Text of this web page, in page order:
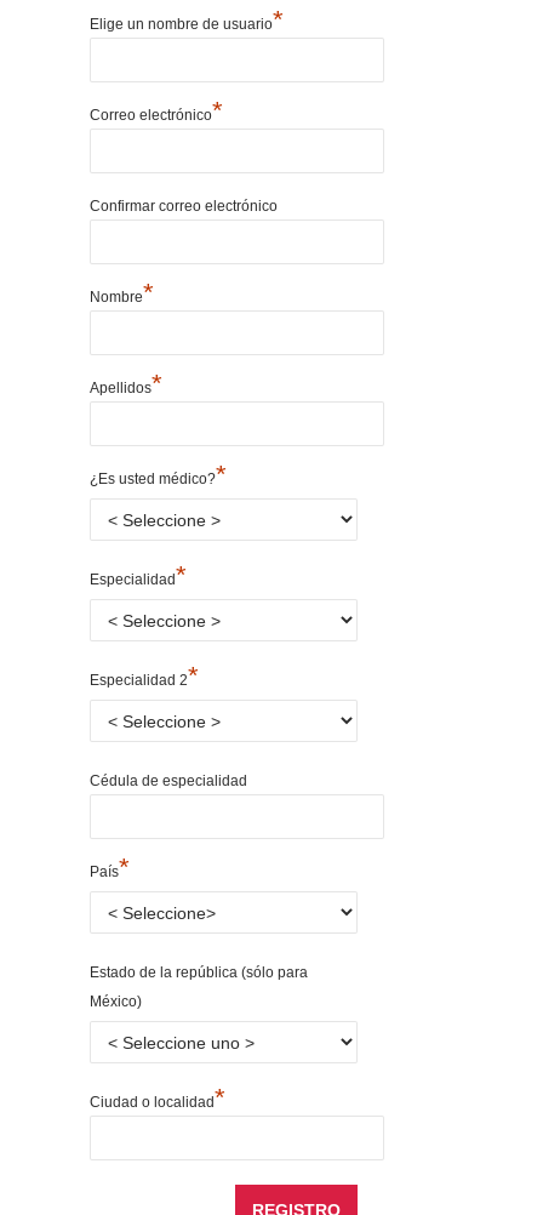
Elige un nombre de usuario*
Correo electrónico*
Confirmar correo electrónico
Nombre*
Apellidos*
¿Es usted médico?*
Especialidad*
Especialidad 2*
Cédula de especialidad
País*
Estado de la república (sólo para
México)
Ciudad o localidad*